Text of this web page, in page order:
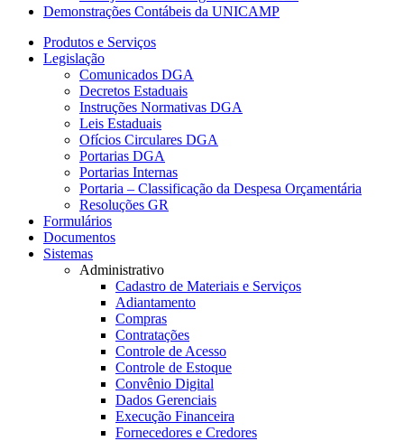
Demonstrações Contábeis da UNICAMP
Produtos e Serviços
Legislação
Comunicados DGA
Decretos Estaduais
Instruções Normativas DGA
Leis Estaduais
Ofícios Circulares DGA
Portarias DGA
Portarias Internas
Portaria – Classificação da Despesa Orçamentária
Resoluções GR
Formulários
Documentos
Sistemas
Administrativo
Cadastro de Materiais e Serviços
Adiantamento
Compras
Contratações
Controle de Acesso
Controle de Estoque
Convênio Digital
Dados Gerenciais
Execução Financeira
Fornecedores e Credores